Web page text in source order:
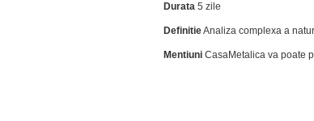
Durata 5 zile
DefinitieAnaliza complexa a
Mentiuni CasaMetalica va poate